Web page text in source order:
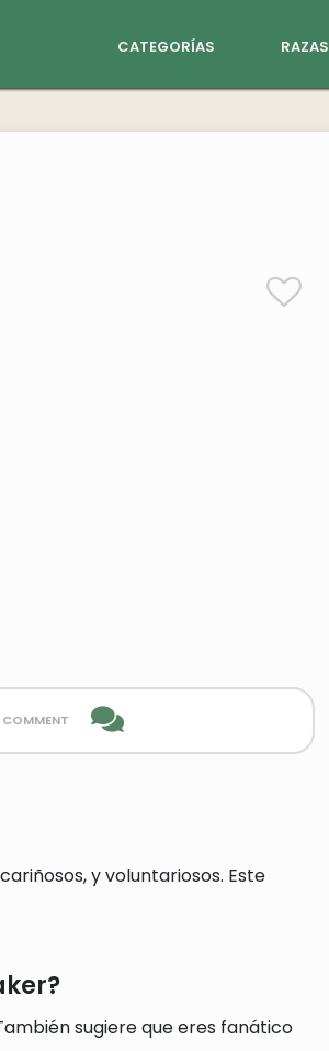
categorías razas
comment
y voluntariosos. Este
sugiere que eres fanático